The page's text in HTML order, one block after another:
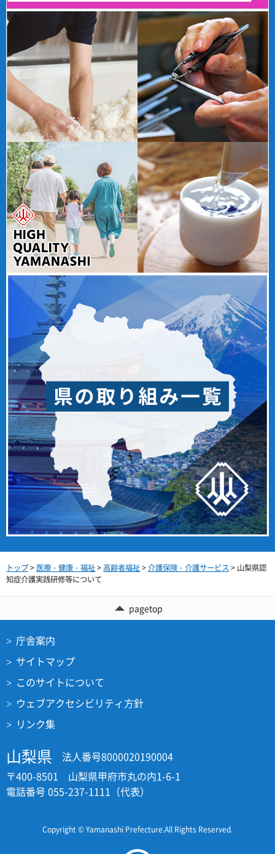
トップ> 医療・健康・福祉>高齢者福祉>介護保険・介護サービス > 山梨県認
知症介護実践研修等について
pagetop
庁舎案内
サイトマップ
このサイトについて
ウェブアクセシビリティ方針
リンク集
山梨県
法人番号8000020190004
〒400-8501 山梨県甲府市丸の内1-6-1
電話番号 055-237-1111（代表）
Copyright © Yamanashi Prefecture.All Rights Reserved.